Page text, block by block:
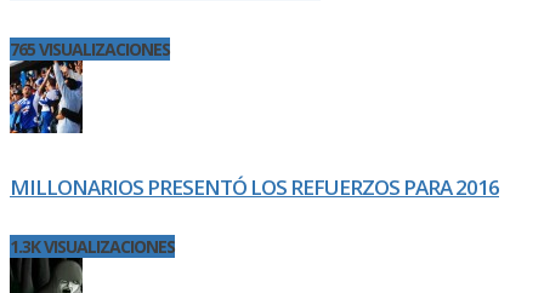
765 VISUALIZACIONES
MILLONARIOS PRESENTÓ LOS REFUERZOS PARA 2016
1.3K VISUALIZACIONES